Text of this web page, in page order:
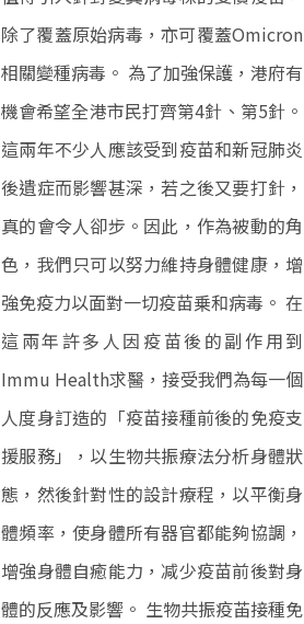
除了覆蓋原始病毒，亦可覆蓋Omicron
相關變種病毒。 為了加強保護，港府有
機會希望全港市民打齊第4針、第5針。
這兩年不少人應該受到疫苗和新冠肺炎
後遺症而影響甚深，若之後又要打針，
真的會令人卻步。因此，作為被動的角
色，我們只可以努力維持身體健康，增
強免疫力以面對一切疫苗乗和病毒。 在
這兩年許多人因疫苗後的副作用到
Immu Health求醫，接受我們為每一個
人度身訂造的「疫苗接種前後的免疫支
援服務」，以生物共振療法分析身體狀
態，然後針對性的設計療程，以平衡身
體頻率，使身體所有器官都能夠協調，
增強身體自癒能力，减少疫苗前後對身
體的反應及影響。 生物共振疫苖接種免